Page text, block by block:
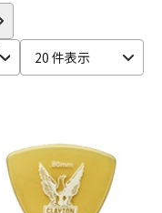
パーカッション
20 件表示